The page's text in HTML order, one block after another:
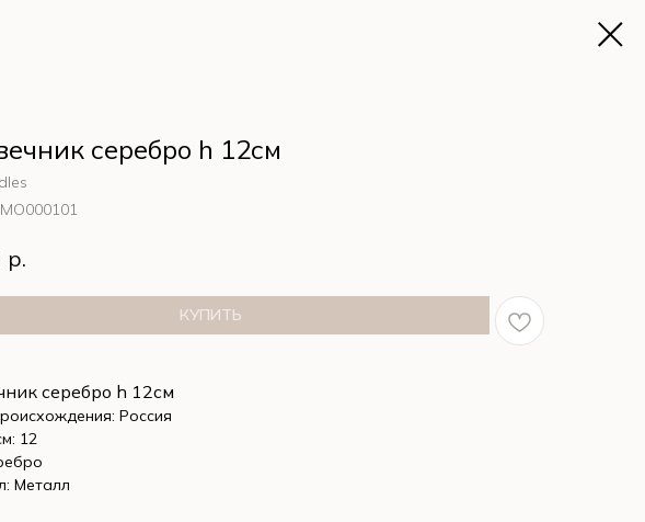
серебро h 12см
MО000101
р.
КУПИТЬ
серебро h 12см
Россия
12
Металл